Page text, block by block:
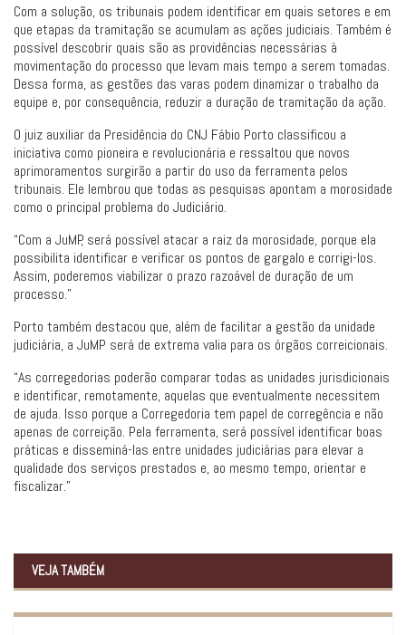
Com a solução, os tribunais podem identificar em quais setores e em
que etapas da tramitação se acumulam as ações judiciais. Também é
possível descobrir quais são as providências necessárias à
movimentação do processo que levam mais tempo a serem tomadas.
Dessa forma, as gestões das varas podem dinamizar o trabalho da
equipe e, por consequência, reduzir a duração de tramitação da ação.
O juiz auxiliar da Presidência do CNJ Fábio Porto classificou a
iniciativa como pioneira e revolucionária e ressaltou que novos
aprimoramentos surgirão a partir do uso da ferramenta pelos
tribunais. Ele lembrou que todas as pesquisas apontam a morosidade
como o principal problema do Judiciário.
“Com a JuMP, será possível atacar a raiz da morosidade, porque ela
possibilita identificar e verificar os pontos de gargalo e corrigi-los.
Assim, poderemos viabilizar o prazo razoável de duração de um
processo.”
Porto também destacou que, além de facilitar a gestão da unidade
judiciária, a JuMP será de extrema valia para os órgãos correicionais.
“As corregedorias poderão comparar todas as unidades jurisdicionais
e identificar, remotamente, aquelas que eventualmente necessitem
de ajuda. Isso porque a Corregedoria tem papel de corregência e não
apenas de correição. Pela ferramenta, será possível identificar boas
práticas e disseminá-las entre unidades judiciárias para elevar a
qualidade dos serviços prestados e, ao mesmo tempo, orientar e
fiscalizar.”
VEJA TAMBÉM